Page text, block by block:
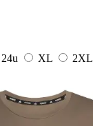
24u XL
2XL